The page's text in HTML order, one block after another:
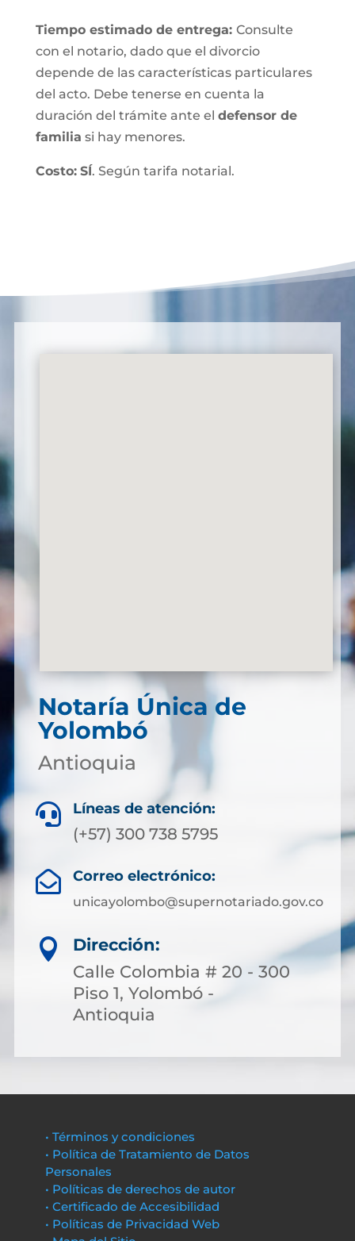
Tiempo estimado de entrega: Consulte
con el notario, dado que el divorcio
depende de las características particulares
del acto. Debe tenerse en cuenta la
duración del trámite ante el defensor de
familia si hay menores.
Costo: SÍ. Según tarifa notarial.
Notaría Única de
Yolombó
Antioquia
 Líneas de atención:
(+57) 300 738 5795
 Correo electrónico:
unicayolombo@supernotariado.gov.co

Dirección:
Calle Colombia # 20 - 300
Piso 1, Yolombó -
Antioquia
• Términos y condiciones
• Política de Tratamiento de Datos
Personales
• Políticas de derechos de autor
• Certificado de Accesibilidad
• Políticas de Privacidad Web